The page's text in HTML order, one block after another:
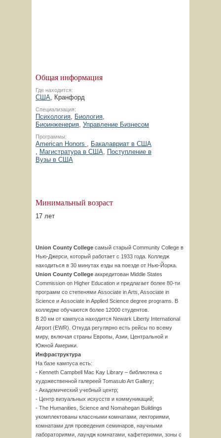
Общая информация
Где находится:
США, Кранфорд
Специализация:
Психология, Биология,
Биоинженерия, Управление Бизнесом
Программы:
American Honors , Бакалавриат в США
, Магистратура в США, Поступление в
Вузы в США
Минимальный возраст
17 лет
Union County College самый старый Сommunity College в
Нью-Джерси, который работает с 1933 года. Колледж
находиться в 30 минутах езды на поезде от Нью-Йорка.
Union County College аккредитован Middle States
Commission on Higher Education и предлагает более 80-ти
программ со степенями Associate in Arts, Associate in
Science и Associate in Applied Science degree programs. В
колледже обучаются более 12000 студентов.
В 20 км от кампуса находится Newark Liberty International
Airport (EWR). Откуда регулярно есть рейсы по всему
миру, включая страны Европы, Азии, Центральной и
Южной Америки.
Инфраструктура
На базе кампуса есть:
- Kenneth Campbell Mac Kay Library – библиотека с
художественной галереей Tomasulo Art Gallery;
- Академический учебный центр;
- Центр визуальных искусств и коммуникаций;
- The Humanities, Science and Nomahegan Buildings
укомплектованы классными комнатами, лекториями,
комнатами для проведения семинаров, научными
лабораториями, лаундж комнатами, кафетериями, зоны с